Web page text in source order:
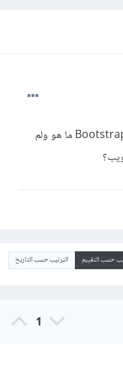
أسمع كثيرًا في الآونة الاخيرًا عن مصطلح Bootstrap ما هو ولم
حسب التقييم الترتيب حسب التاريخ
1